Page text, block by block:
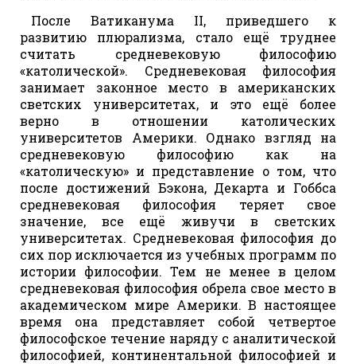
После Ватиканума II, приведшего к
развитию плюрализма, стало ещё труднее
считать средневековую философию
«католической». Средневековая философия
занимает законное место в американских
светских университетах, и это ещё более
верно в отношении католических
университетов Америки. Однако взгляд на
средневековую философию как на
«католическую» и представление о том, что
после достижений Бэкона, Декарта и Гоббса
средневековая философия теряет свое
значение, все ещё живучи в светских
университетах. Средневековая философия до
сих пор исключается из учебных программ по
истории философии. Тем не менее в целом
средневековая философия обрела свое место в
академическом мире Америки. В настоящее
время она представляет собой четвертое
философское течение наряду с аналитической
философией, континентальной философией и